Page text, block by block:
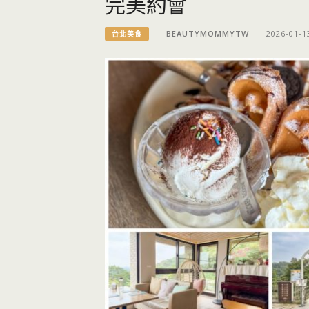
台北美食 BEAUTYMOMMYTW 2026-01-